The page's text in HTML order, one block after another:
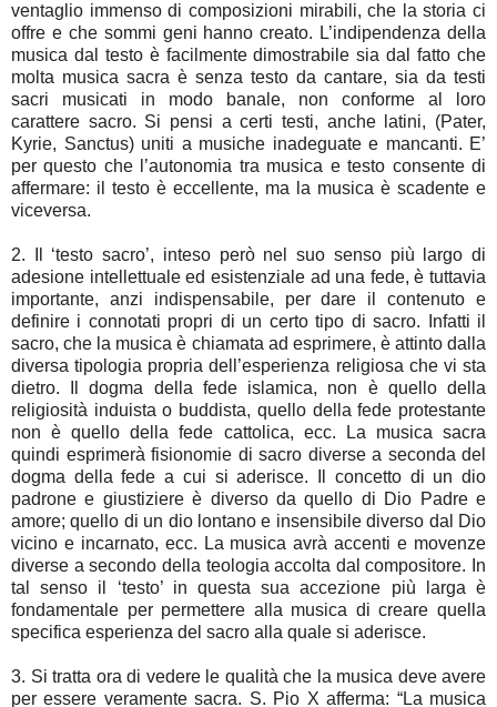
ventaglio immenso di composizioni mirabili, che la storia ci
offre e che sommi geni hanno creato. L’indipendenza della
musica dal testo è facilmente dimostrabile sia dal fatto che
molta musica sacra è senza testo da cantare, sia da testi
sacri musicati in modo banale, non conforme al loro
carattere sacro. Si pensi a certi testi, anche latini, (Pater,
Kyrie, Sanctus) uniti a musiche inadeguate e mancanti. E’
per questo che l’autonomia tra musica e testo consente di
affermare: il testo è eccellente, ma la musica è scadente e
viceversa.
2. Il ‘testo sacro’, inteso però nel suo senso più largo di
adesione intellettuale ed esistenziale ad una fede, è tuttavia
importante, anzi indispensabile, per dare il contenuto e
definire i connotati propri di un certo tipo di sacro. Infatti il
sacro, che la musica è chiamata ad esprimere, è attinto dalla
diversa tipologia propria dell’esperienza religiosa che vi sta
dietro. Il dogma della fede islamica, non è quello della
religiosità induista o buddista, quello della fede protestante
non è quello della fede cattolica, ecc. La musica sacra
quindi esprimerà fisionomie di sacro diverse a seconda del
dogma della fede a cui si aderisce. Il concetto di un dio
padrone e giustiziere è diverso da quello di Dio Padre e
amore; quello di un dio lontano e insensibile diverso dal Dio
vicino e incarnato, ecc. La musica avrà accenti e movenze
diverse a secondo della teologia accolta dal compositore. In
tal senso il ‘testo’ in questa sua accezione più larga è
fondamentale per permettere alla musica di creare quella
specifica esperienza del sacro alla quale si aderisce.
3. Si tratta ora di vedere le qualità che la musica deve avere
per essere veramente sacra. S. Pio X afferma: “La musica